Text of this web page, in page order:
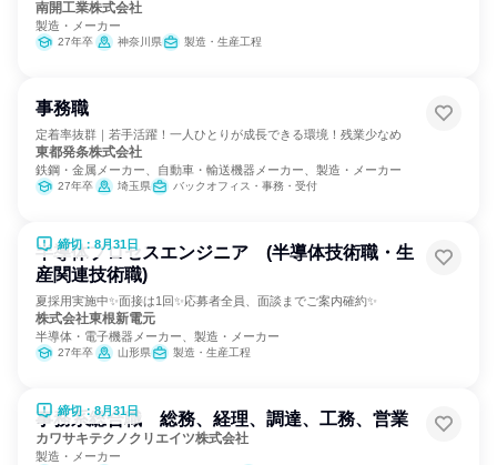
南開工業株式会社
製造・メーカー
27年卒 神奈川県 製造・生産工程
事務職
定着率抜群｜若手活躍！一人ひとりが成長できる環境！残業少なめ
東都発条株式会社
鉄鋼・金属メーカー、自動車・輸送機器メーカー、製造・メーカー
27年卒 埼玉県 バックオフィス・事務・受付
締切：8月31日
半導体プロセスエンジニア (半導体技術職・生
産関連技術職)
夏採用実施中✨面接は1回✨応募者全員、面談までご案内確約✨
株式会社東根新電元
半導体・電子機器メーカー、製造・メーカー
27年卒 山形県 製造・生産工程
締切：8月31日
事務系総合職 総務、経理、調達、工務、営業
カワサキテクノクリエイツ株式会社
製造・メーカー